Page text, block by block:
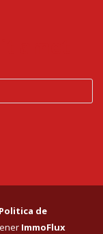
Politica de
ImmoFlux